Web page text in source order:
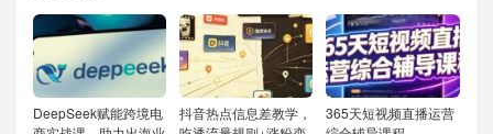
DeepSeek赋能跨境电
抖音热点信息差教学，
365天短视频直播运营